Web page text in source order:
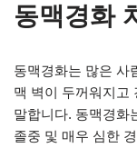
동맥경화
동맥경화는 많은 사
맥 벽이 두꺼워지고
말합니다. 동맥경화
졸중 및 매우 심한